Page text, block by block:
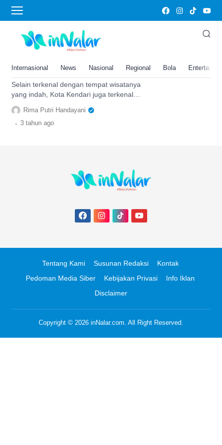
Internasional News Nasional Regional Bola
masakan khas
7 Tempat Makan dengan
Masakan Khas Kendari Ini Bisa
Anda Bersama Keluarga
Selain terkenal dengan tempat wisatanya
yang indah, Kota Kendari juga terkenal
dengan kuliner tradisionalnya yang lezat
dan menarik.
Rima Putri Handayani
. 3 tahun ago
Tentang Kami Susunan Redaksi
Kontak
Pedoman Media Siber
Kebijakan Privasi
Info Iklan
Disclaimer
Copyright © 2026 inNalar.com. All Right Reserved.